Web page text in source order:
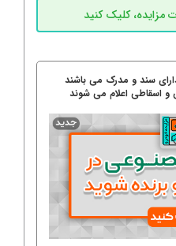
سند و مدرک می باشند
و اسقاطی اعلام می شوند